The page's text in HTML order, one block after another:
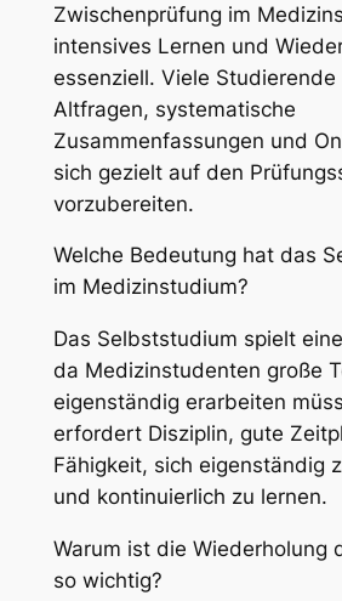
Zwischenprüfung im
intensives Lernen und
essenziell. Viele Studierende
Altfragen, systematische
Zusammenfassungen und
sich gezielt auf den
vorzubereiten.
Welche Bedeutung hat das
im Medizinstudium?
Das Selbststudium spielt
da Medizinstudenten große
eigenständig erarbeiten
erfordert Disziplin, gute
Fähigkeit, sich eigenständig
und kontinuierlich zu lernen.
Warum ist die Wiederholung
so wichtig?